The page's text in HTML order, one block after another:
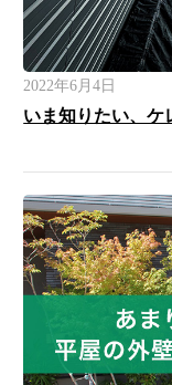
2022年6月4日
いま知りたい、ケ